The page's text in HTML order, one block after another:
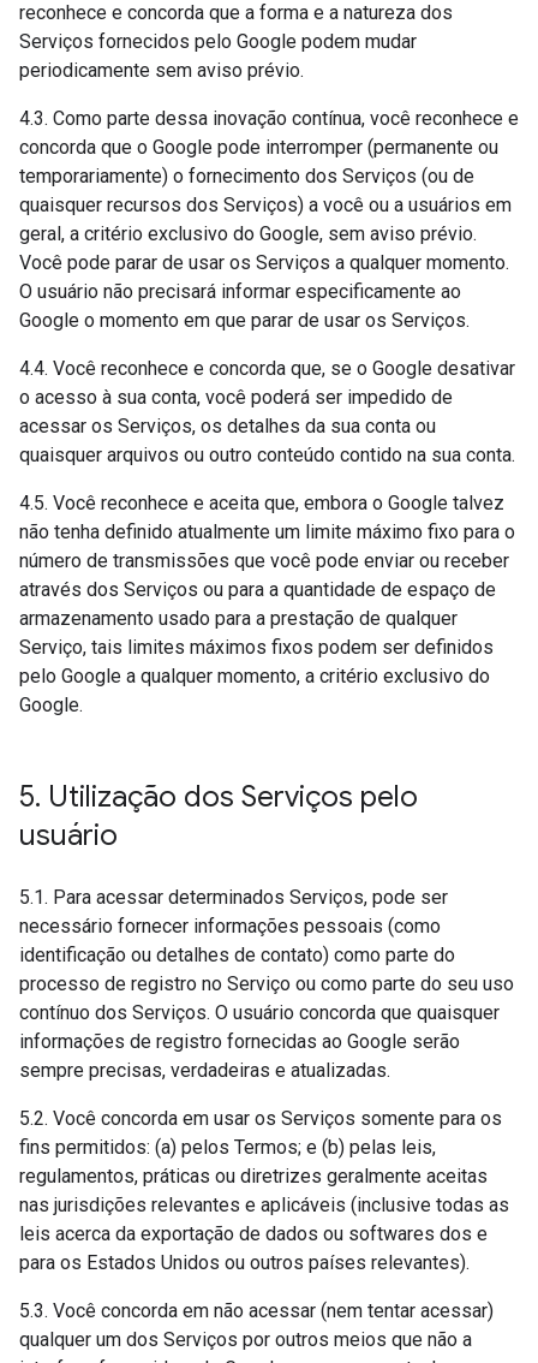
reconhece e concorda que a forma e a natureza dos
Serviços fornecidos pelo Google podem mudar
periodicamente sem aviso prévio.
4.3. Como parte dessa inovação contínua, você reconhece e
concorda que o Google pode interromper (permanente ou
temporariamente) o fornecimento dos Serviços (ou de
quaisquer recursos dos Serviços) a você ou a usuários em
geral, a critério exclusivo do Google, sem aviso prévio.
Você pode parar de usar os Serviços a qualquer momento.
O usuário não precisará informar especificamente ao
Google o momento em que parar de usar os Serviços.
4.4. Você reconhece e concorda que, se o Google desativar
o acesso à sua conta, você poderá ser impedido de
acessar os Serviços, os detalhes da sua conta ou
quaisquer arquivos ou outro conteúdo contido na sua conta.
4.5. Você reconhece e aceita que, embora o Google talvez
não tenha definido atualmente um limite máximo fixo para o
número de transmissões que você pode enviar ou receber
através dos Serviços ou para a quantidade de espaço de
armazenamento usado para a prestação de qualquer
Serviço, tais limites máximos fixos podem ser definidos
pelo Google a qualquer momento, a critério exclusivo do
Google.
5. Utilização dos Serviços pelo
usuário
5.1. Para acessar determinados Serviços, pode ser
necessário fornecer informações pessoais (como
identificação ou detalhes de contato) como parte do
processo de registro no Serviço ou como parte do seu uso
contínuo dos Serviços. O usuário concorda que quaisquer
informações de registro fornecidas ao Google serão
sempre precisas, verdadeiras e atualizadas.
5.2. Você concorda em usar os Serviços somente para os
fins permitidos: (a) pelos Termos; e (b) pelas leis,
regulamentos, práticas ou diretrizes geralmente aceitas
nas jurisdições relevantes e aplicáveis (inclusive todas as
leis acerca da exportação de dados ou softwares dos e
para os Estados Unidos ou outros países relevantes).
5.3. Você concorda em não acessar (nem tentar acessar)
qualquer um dos Serviços por outros meios que não a